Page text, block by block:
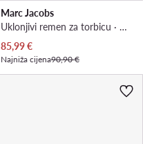
Marc Jacobs
Uklonjivi remen za torbicu · Crna
Trenutna cijena
85,99€
Najniža cijena90,90 €